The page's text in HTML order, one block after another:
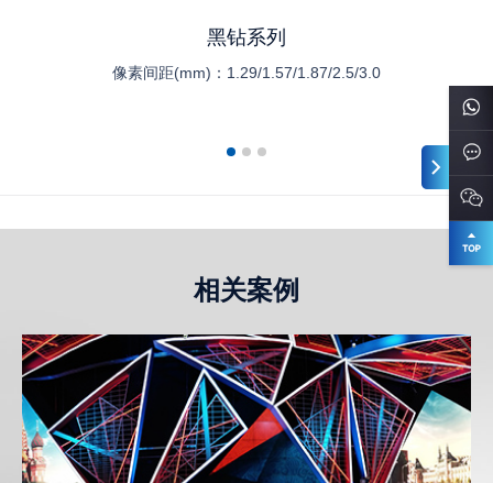
黑钻系列
像素间距(mm)： 1.29/1.57/1.87/2.5/3.0
相关案例